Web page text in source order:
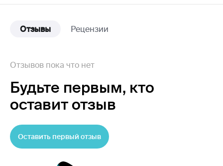
Отзывы Рецензии
Отзывов пока что нет
Будьте первым, кто
оставит отзыв
Оставить первый отзыв